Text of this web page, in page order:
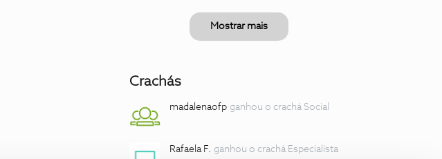
Mostrar mais
Crachás
madalenaofp ganhou o crachá Social
Rafaela F. ganhou o crachá Especialista